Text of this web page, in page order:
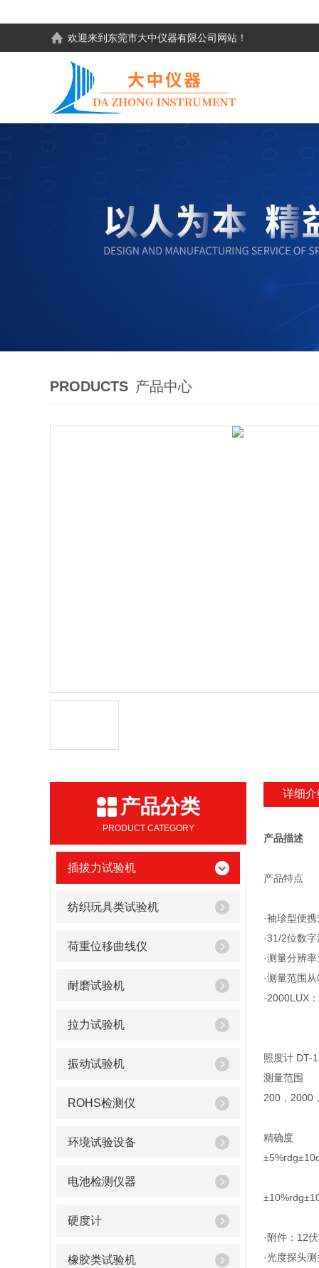
欢迎来到东莞市大中仪器有限公司网站！
PRODUCTS 产品中心
产品分类
PRODUCT CATEGORY
插拔力试验机
纺织玩具类试验机
荷重位移曲线仪
耐磨试验机
拉力试验机
振动试验机
ROHS检测仪
环境试验设备
电池检测仪器
硬度计
橡胶类试验机
详细介
产品描述
产品特点
·袖珍型便
·31/2位数
·测量分辨
·测量范围
·2000LUX
照度计 DT-
测量范围
200，2000
精确度
·附件：12
·光度探头